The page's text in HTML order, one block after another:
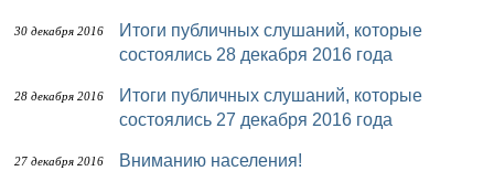
30 декабря 2016
Итоги публичных слушаний, которые
состоялись 28 декабря 2016 года
28 декабря 2016
Итоги публичных слушаний, которые
состоялись 27 декабря 2016 года
27 декабря 2016 Вниманию населения!